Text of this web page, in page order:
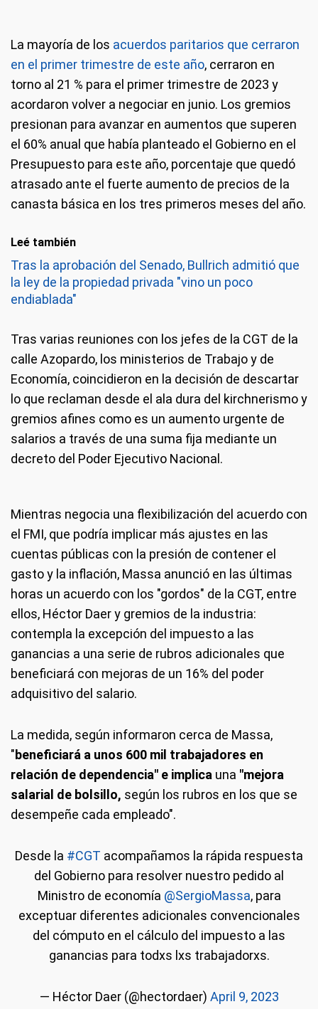
La mayoría de los acuerdos paritarios que cerraron
en el primer trimestre de este año, cerraron en
torno al 21 % para el primer trimestre de 2023 y
acordaron volver a negociar en junio. Los gremios
presionan para avanzar en aumentos que superen
el 60% anual que había planteado el Gobierno en el
Presupuesto para este año, porcentaje que quedó
atrasado ante el fuerte aumento de precios de la
canasta básica en los tres primeros meses del año.
Leé también
Tras la aprobación del Senado, Bullrich admitió que
la ley de la propiedad privada "vino un poco
endiablada"
Tras varias reuniones con los jefes de la CGT de la
calle Azopardo, los ministerios de Trabajo y de
Economía, coincidieron en la decisión de descartar
lo que reclaman desde el ala dura del kirchnerismo y
gremios afines como es un aumento urgente de
salarios a través de una suma fija mediante un
decreto del Poder Ejecutivo Nacional.
Mientras negocia una flexibilización del acuerdo con
el FMI, que podría implicar más ajustes en las
cuentas públicas con la presión de contener el
gasto y la inflación, Massa anunció en las últimas
horas un acuerdo con los "gordos" de la CGT, entre
ellos, Héctor Daer y gremios de la industria:
contempla la excepción del impuesto a las
ganancias a una serie de rubros adicionales que
beneficiará con mejoras de un 16% del poder
adquisitivo del salario.
La medida, según informaron cerca de Massa,
"beneficiará a unos 600 mil trabajadores en
relación de dependencia" e implica una "mejora
salarial de bolsillo, según los rubros en los que se
desempeñe cada empleado".
Desde la #CGT acompañamos la rápida respuesta
del Gobierno para resolver nuestro pedido al
Ministro de economía @SergioMassa, para
exceptuar diferentes adicionales convencionales
del cómputo en el cálculo del impuesto a las
ganancias para todxs lxs trabajadorxs.
— Héctor Daer (@hectordaer) April 9, 2023